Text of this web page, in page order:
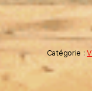
Catégorie :